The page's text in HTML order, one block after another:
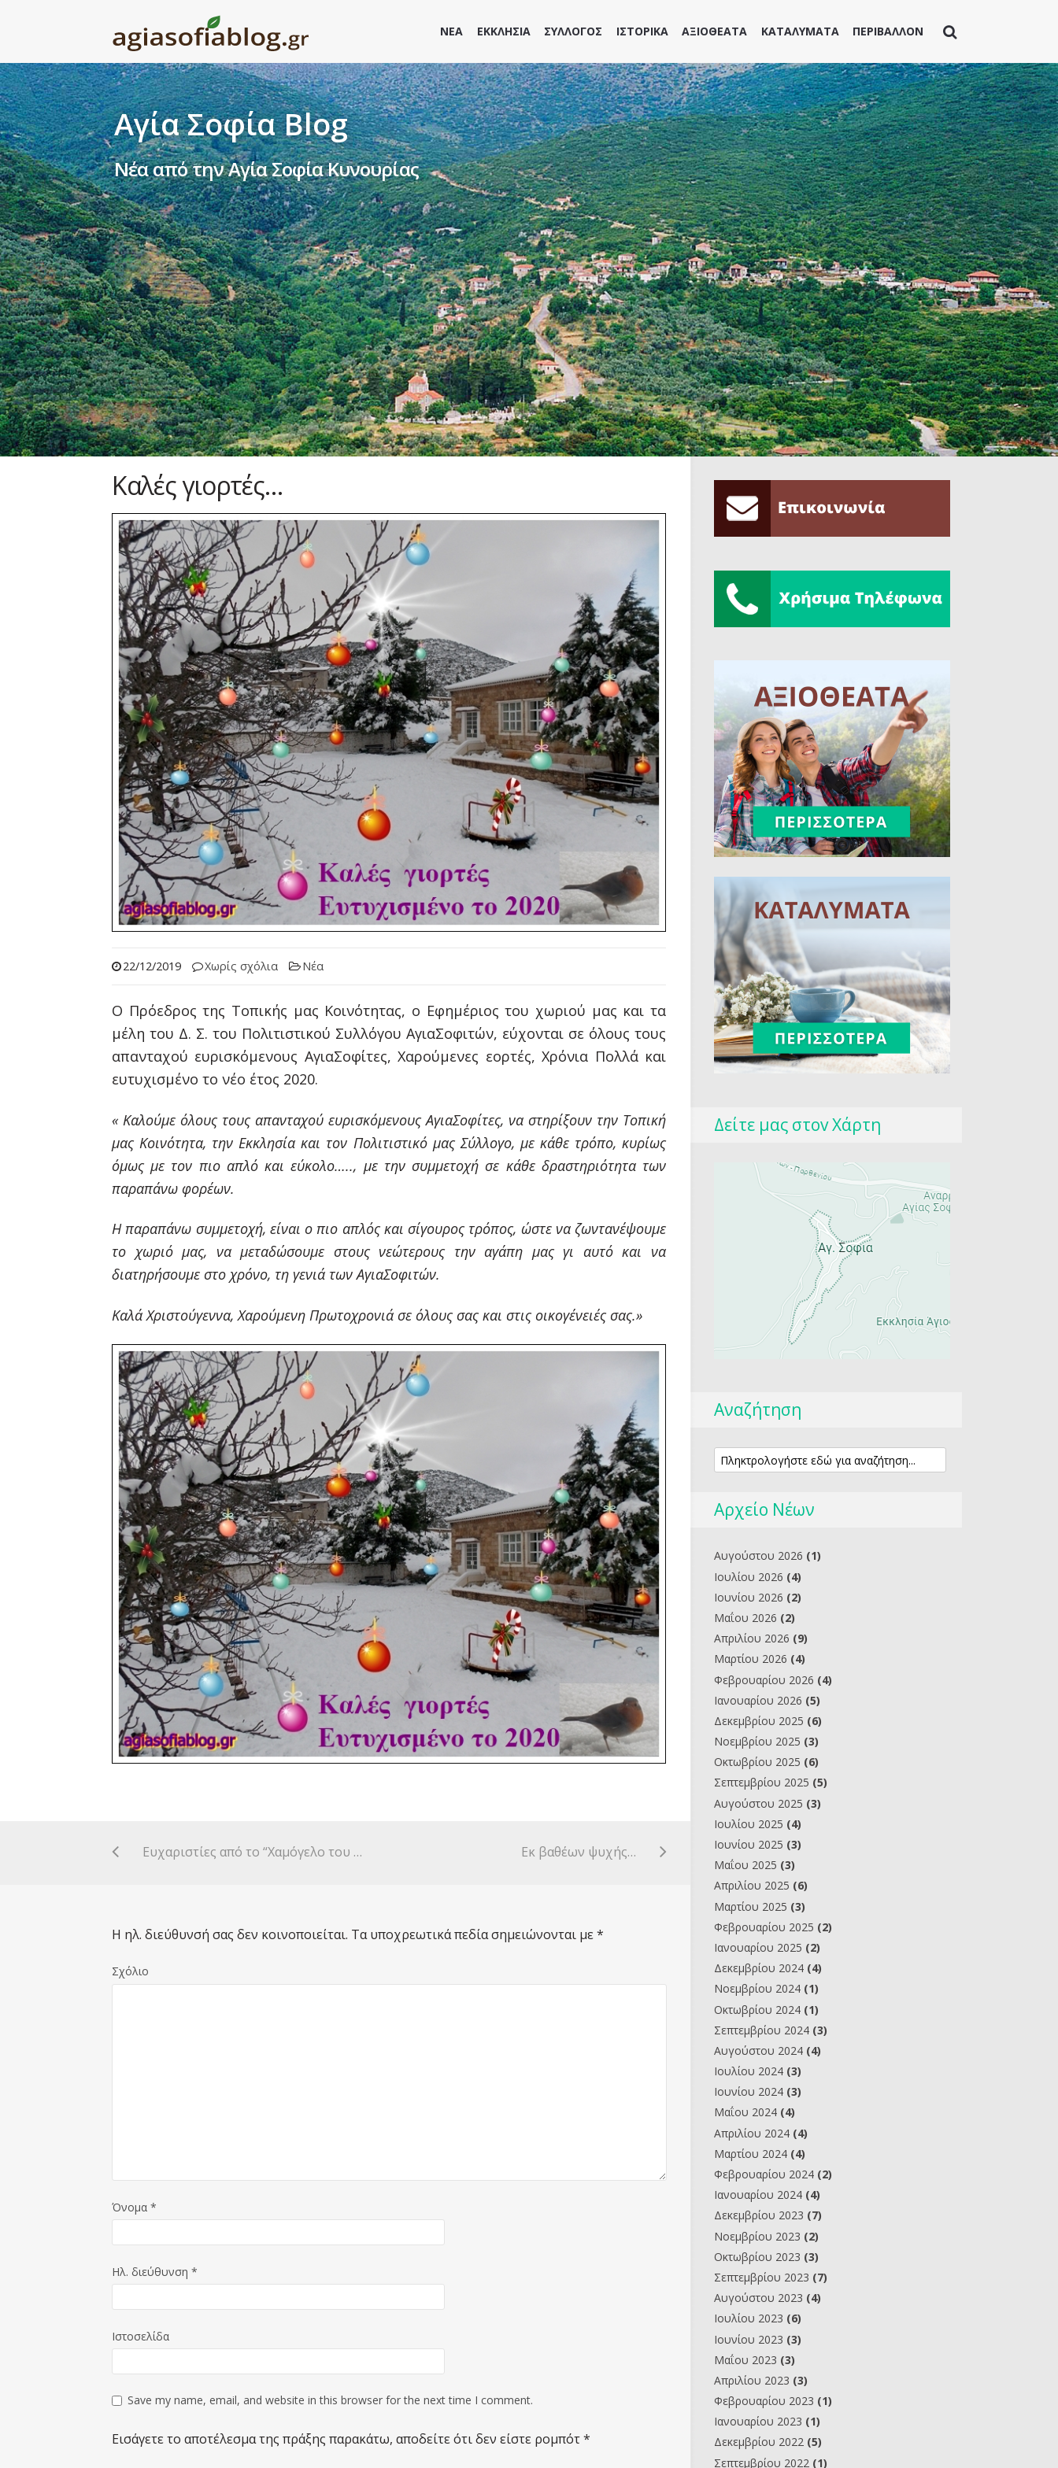
ΝΕΑ ΕΚΚΛΗΣΙΑ ΣΥΛΛΟΓΟΣ ΙΣΤΟΡΙΚΑ ΑΞΙΟΘΕΑΤΑ ΚΑΤΑΛΥΜΑΤΑ ΠΕΡΙΒΑΛΛΟΝ
Αγία Σοφία Blog
Νέα από την Αγία Σοφία Κυνουρίας
Καλές γιορτές…
22/12/2019 Χωρίς σχόλια Νέα
Ο Πρόεδρος της Τοπικής μας Κοινότητας, ο Εφημέριος του χωριού μας και τα
μέλη του Δ. Σ. του Πολιτιστικού Συλλόγου ΑγιαΣοφιτών, εύχονται σε όλους τους
απανταχού ευρισκόμενους ΑγιαΣοφίτες, Χαρούμενες εορτές, Χρόνια Πολλά και
ευτυχισμένο το νέο έτος 2020.
« Καλούμε όλους τους απανταχού ευρισκόμενους ΑγιαΣοφίτες, να στηρίξουν την Τοπική
μας Κοινότητα, την Εκκλησία και τον Πολιτιστικό μας Σύλλογο, με κάθε τρόπο, κυρίως
όμως με τον πιο απλό και εύκολο….., με την συμμετοχή σε κάθε δραστηριότητα των
παραπάνω φορέων.
Η παραπάνω συμμετοχή, είναι ο πιο απλός και σίγουρος τρόπος, ώστε να ζωντανέψουμε
το χωριό μας, να μεταδώσουμε στους νεώτερους την αγάπη μας γι αυτό και να
διατηρήσουμε στο χρόνο, τη γενιά των ΑγιαΣοφιτών.
Καλά Χριστούγεννα, Χαρούμενη Πρωτοχρονιά σε όλους σας και στις οικογένειές σας.»
Ευχαριστίες από το “Χαμόγελο του παιδιού” Εκ βαθέων ψυχής…
Η ηλ. διεύθυνσή σας δεν κοινοποιείται. Τα υποχρεωτικά πεδία σημειώνονται με*
Σχόλιο
Όνομα *
Ηλ. διεύθυνση *
Ιστοσελίδα
Save my name, email, and website in this browser for the next time I comment.
Εισάγετε το αποτέλεσμα της πράξης παρακάτω, αποδείτε ότι δεν είστε ρομπότ*
Δείτε μας στοv Χάρτη
Αναζήτηση
Αρχείο Νέων
Αυγούστου 2026 (1)
Ιουλίου 2026 (4)
Ιουνίου 2026 (2)
Μαΐου 2026 (2)
Απριλίου 2026 (9)
Μαρτίου 2026 (4)
Φεβρουαρίου 2026 (4)
Ιανουαρίου 2026 (5)
Δεκεμβρίου 2025 (6)
Νοεμβρίου 2025 (3)
Οκτωβρίου 2025 (6)
Σεπτεμβρίου 2025 (5)
Αυγούστου 2025 (3)
Ιουλίου 2025 (4)
Ιουνίου 2025 (3)
Μαΐου 2025 (3)
Απριλίου 2025 (6)
Μαρτίου 2025 (3)
Φεβρουαρίου 2025 (2)
Ιανουαρίου 2025 (2)
Δεκεμβρίου 2024 (4)
Νοεμβρίου 2024 (1)
Οκτωβρίου 2024 (1)
Σεπτεμβρίου 2024 (3)
Αυγούστου 2024 (4)
Ιουλίου 2024 (3)
Ιουνίου 2024 (3)
Μαΐου 2024 (4)
Απριλίου 2024 (4)
Μαρτίου 2024 (4)
Φεβρουαρίου 2024 (2)
Ιανουαρίου 2024 (4)
Δεκεμβρίου 2023 (7)
Νοεμβρίου 2023 (2)
Οκτωβρίου 2023 (3)
Σεπτεμβρίου 2023 (7)
Αυγούστου 2023 (4)
Ιουλίου 2023 (6)
Ιουνίου 2023 (3)
Μαΐου 2023 (3)
Απριλίου 2023 (3)
Φεβρουαρίου 2023 (1)
Ιανουαρίου 2023 (1)
Δεκεμβρίου 2022 (5)
Σεπτεμβρίου 2022 (1)